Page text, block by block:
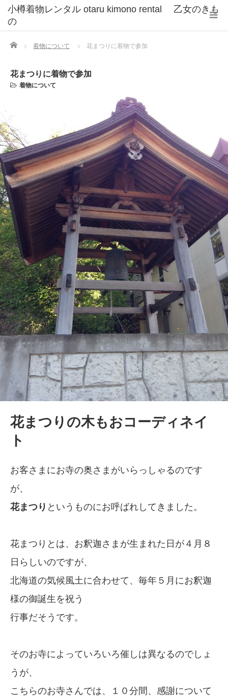
小樽着物レンタル otaru kimono rental 乙女のきも
の
Home 着物について 花まつりに着物で参加
花まつりに着物で参加
着物について
花まつりの木もおコーディネイ
ト
お客さまにお寺の奥さまがいらっしゃるのです
が、
花まつり というものにお呼ばれしてきました。
花まつりとは、お釈迦さまが生まれた日が４月８
日らしいのですが、
北海道の気候風土に合わせて、毎年５月にお釈迦
様の御誕生を祝う
行事だそうです。
そのお寺によっていろいろ催しは異なるのでしょ
うが、
こちらのお寺さんでは、１０分間、感謝について